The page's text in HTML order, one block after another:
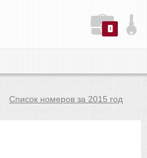
0
Список номеров за 2015 год